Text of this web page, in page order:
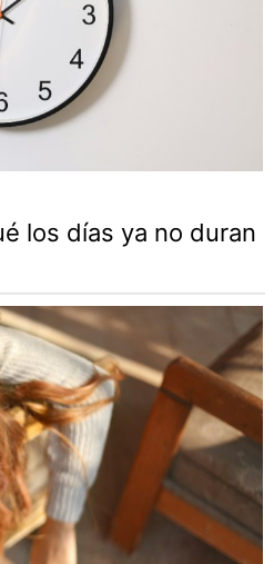
los días ya no duran